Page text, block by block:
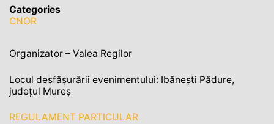
Categories
CNOR
Organizator – Valea Regilor
Locul desfășurării evenimentului: Ibănești Pădure,
județul Mureș
REGULAMENT PARTICULAR